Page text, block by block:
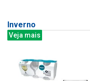
Inverno
Veja mais